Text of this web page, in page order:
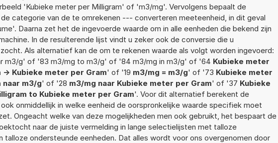
'Kubieke meter per Milligram' of 'm3/mg'. Vervolgens bepaalt de
categorie van de te omrekenen --- converteren meeteenheid, in dit geval
Daarna zet het de ingevoerde waarde om in alle eenheden die bekend zijn
In de resulterende lijst vindt u zeker ook de conversie die u
Als alternatief kan de om te rekenen waarde als volgt worden ingevoerd:
m3/g' of '83 m3/mg to m3/g' of '84 m3/mg in m3/g' of '64 Kubieke meter
> Kubieke meter per Gram' of '19 m3/mg = m3/g' of '73 Kubieke meter
naar m3/g' of '28 m3/mg naar Kubieke meter per Gram' of '37 Kubieke
to Kubieke meter per Gram'. Voor dit alternatief berekent de
onmiddellijk in welke eenheid de oorspronkelijke waarde specifiek moet
Ongeacht welke van deze mogelijkheden men ook gebruikt, het bespaart de
naar de juiste vermelding in lange selectielijsten met talloze
talloze ondersteunde eenheden. Dat alles wordt voor ons overgenomen door